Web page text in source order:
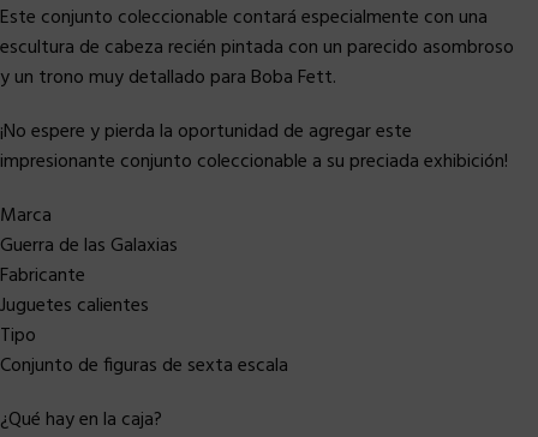
Este conjunto coleccionable contará especialmente con una
escultura de cabeza recién pintada con un parecido asombroso
y un trono muy detallado para Boba Fett.
¡No espere y pierda la oportunidad de agregar este
impresionante conjunto coleccionable a su preciada exhibición!
Marca
Guerra de las Galaxias
Fabricante
Juguetes calientes
Tipo
Conjunto de figuras de sexta escala
¿Qué hay en la caja?